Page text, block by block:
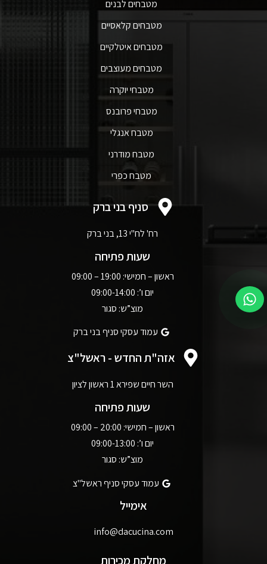
מטבחים לבנים
מטבחים קלאסיים
מטבחים איטלקיים
מטבחים מעוצבים
מטבחי יוקרה
מטבחי פרובנס
מטבח אנגלי
מטבח מודרני
מטבח כפרי
סניף בני ברק
רח' לח"י 13, בני ברק
שעות פתיחה
ראשון – חמישי: 19:00 – 09:00
יום ו’: 09:00-14:00
מוצ”ש: סגור
עמוד עסקי סניף בני ברק
אזה"ת החדש - ראשל"צ
השר חיים שפירא 1 ראשון לציון
שעות פתיחה
ראשון – חמישי: 20:00 – 09:00
יום ו’: 09:00-13:00
מוצ”ש: סגור
עמוד עסקי סניף ראשל"צ
אימייל
info@dacucina.com
מחלקת מכירות